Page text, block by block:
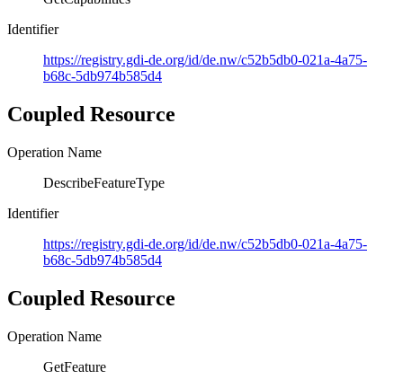
Identifier
https://registry.gdi-de.org/id/de.nw/c52b5db0-021a-4a75-
b68c-5db974b585d4
Coupled Resource
Operation Name
DescribeFeatureType
Identifier
https://registry.gdi-de.org/id/de.nw/c52b5db0-021a-4a75-
b68c-5db974b585d4
Coupled Resource
Operation Name
GetFeature